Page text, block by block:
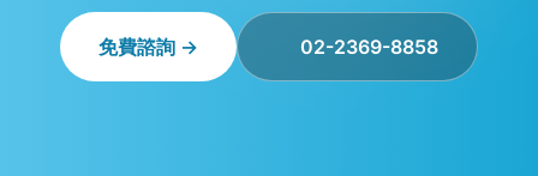
免費諮詢 → 02-2369-8858